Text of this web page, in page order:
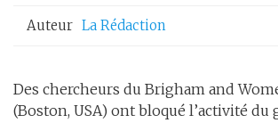
Auteur La Rédaction
Des chercheurs du Brigham and
(Boston, USA) ont bloqué l’activité du